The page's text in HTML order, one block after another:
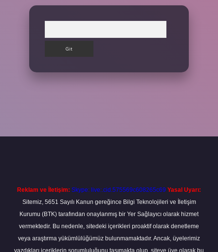
Reklam ve İletişim: Skype: live:.cid.575569c608265c69 Yasal Uyarı:
Sitemiz, 5651 Sayılı Kanun gereğince Bilgi Teknolojileri ve İletişim
Kurumu (BTK) tarafından onaylanmış bir Yer Sağlayıcı olarak hizmet
vermektedir. Bu nedenle, sitedeki içerikleri proaktif olarak denetleme
veya araştırma yükümlülüğümüz bulunmamaktadır. Ancak, üyelerimiz
yazdıkları içeriklerin sorumluluğunu taşımakta olup, siteye üye olarak bu